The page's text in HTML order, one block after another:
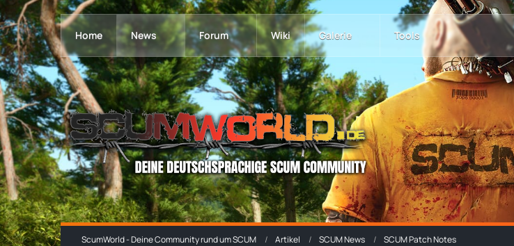
Home News Forum Wiki Galerie Tools
ScumWorld - Deine Community rund um SCUM Artikel SCUM News SCUM Patch Notes